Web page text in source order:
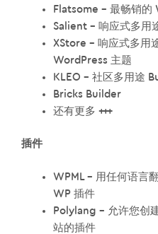
Flatsome – 最畅销的
Salient – 响应式多用
XStore – 响应式多用
WordPress 主题
KLEO – 社区多用途
Bricks Builder
还有更多 +++
插件
WPML – 用任何语言
WP 插件
Polylang – 允许您创
站的插件